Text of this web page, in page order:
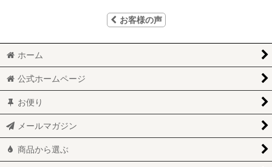
お客様の声
ホーム
公式ホームページ
お便り
メールマガジン
商品から選ぶ